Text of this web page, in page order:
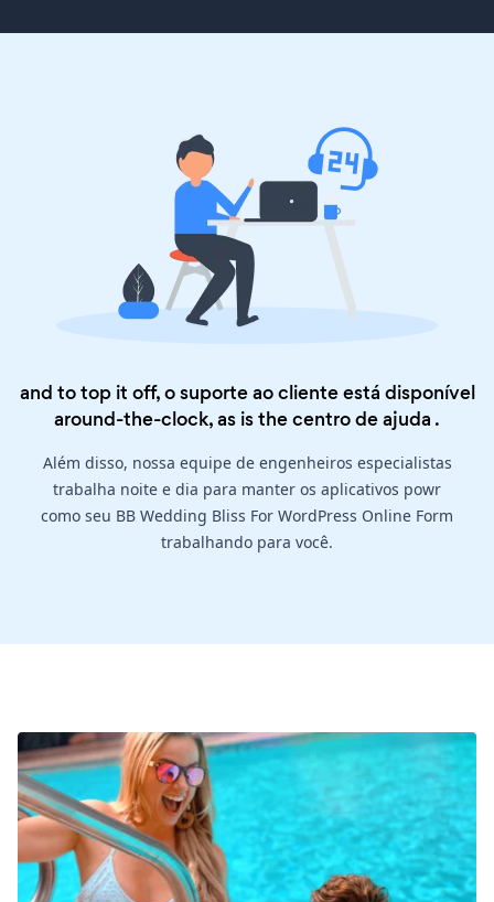
and to top it off, o suporte ao cliente está disponível
around-the-clock, as is thecentro de ajuda .
Além disso, nossa equipe de engenheiros especialistas
trabalha noite e dia para manter os aplicativos powr
como seu BB Wedding Bliss For WordPress Online Form
trabalhando para você.